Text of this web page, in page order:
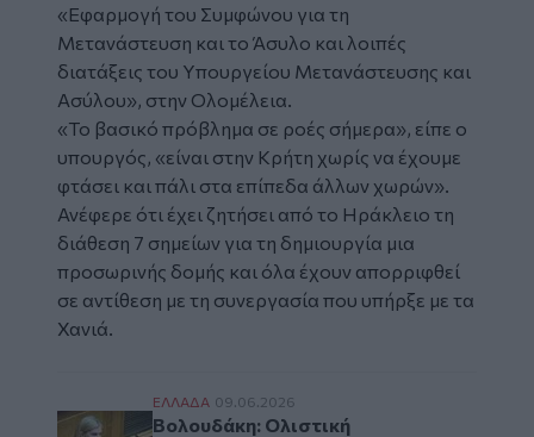
«Εφαρμογή του Συμφώνου για τη
Μετανάστευση και το Άσυλο και λοιπές
διατάξεις του Υπουργείου Μετανάστευσης και
Ασύλου», στην Ολομέλεια.
«Το βασικό πρόβλημα σε ροές σήμερα», είπε ο
υπουργός, «είναι στην Κρήτη χωρίς να έχουμε
φτάσει και πάλι στα επίπεδα άλλων χωρών».
Ανέφερε ότι έχει ζητήσει από το Ηράκλειο τη
διάθεση 7 σημείων για τη δημιουργία μια
προσωρινής δομής και όλα έχουν απορριφθεί
σε αντίθεση με τη συνεργασία που υπήρξε με τα
Χανιά.
Βολουδάκη: Ολιστική μεταρρύθμιση στο
ΕΛΛAΔΑ 09.06.2026
Βολουδάκη: Ολιστική